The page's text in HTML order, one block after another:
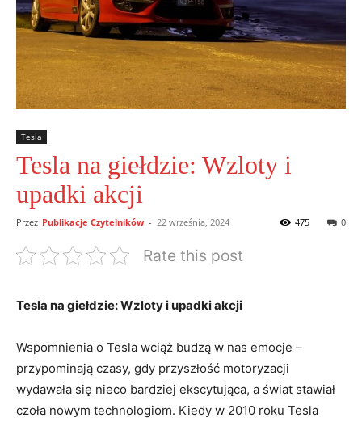
Tesla
Tesla na giełdzie: Wzloty i
upadki akcji
Przez Publikacje Czytelników - 22 września, 2024 0
475
Rate this post
Tesla⁢ na ⁢giełdzie: Wzloty‌ i upadki akcji
Wspomnienia o Tesla wciąż‍ budzą w nas emocje –
przypominają​ czasy, gdy przyszłość ⁣motoryzacji
⁤wydawała się ‌nieco ​bardziej ekscytująca,⁢ a świat stawiał
czoła ‌nowym technologiom. ​Kiedy w⁤ 2010 roku Tesla